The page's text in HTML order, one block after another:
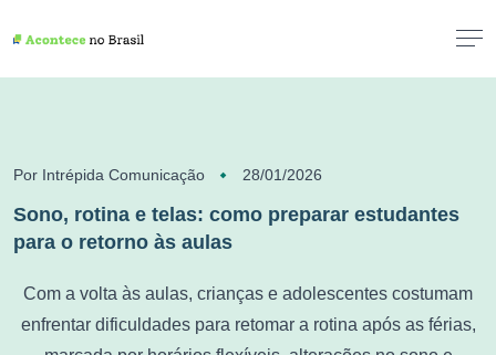
Por Intrépida Comunicação 28/01/2026
Sono, rotina e telas: como preparar estudantes
para o retorno às aulas
Com a volta às aulas, crianças e adolescentes costumam
enfrentar dificuldades para retomar a rotina após as férias,